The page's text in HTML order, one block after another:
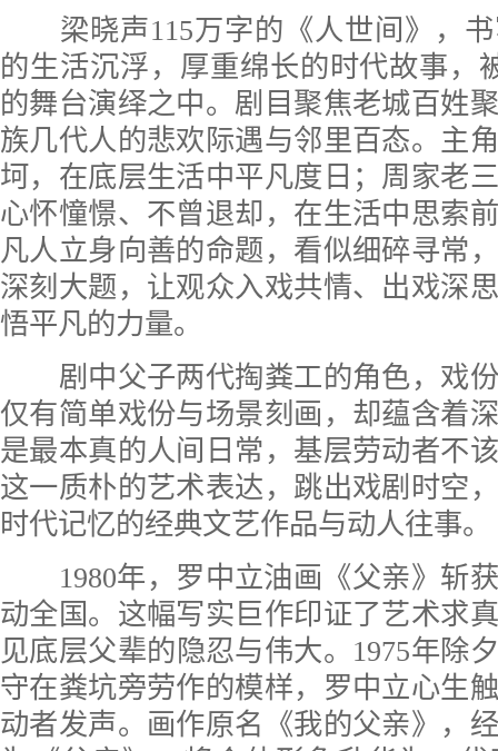
梁晓声115万字的《人世间》，书
的生活沉浮，厚重绵长的时代故事，
的舞台演绎之中。剧目聚焦老城百姓
族几代人的悲欢际遇与邻里百态。主
坷，在底层生活中平凡度日；周家老
心怀憧憬、不曾退却，在生活中思索
凡人立身向善的命题，看似细碎寻常
深刻大题，让观众入戏共情、出戏深
悟平凡的力量。
剧中父子两代掏粪工的角色，戏份
仅有简单戏份与场景刻画，却蕴含着
是最本真的人间日常，基层劳动者不
这一质朴的艺术表达，跳出戏剧时空
时代记忆的经典文艺作品与动人往事。
1980年，罗中立油画《父亲》斩
动全国。这幅写实巨作印证了艺术求
见底层父辈的隐忍与伟大。1975年除
守在粪坑旁劳作的模样，罗中立心生
动者发声。画作原名《我的父亲》，